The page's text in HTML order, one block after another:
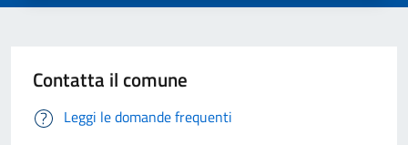
Contatta il comune
Leggi le domande frequenti